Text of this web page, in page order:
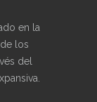
en la
los
del